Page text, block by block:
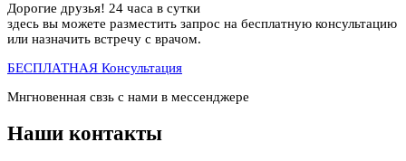
Дорогие друзья! 24 часа в сутки
здесь вы можете разместить запрос на бесплатную консультацию
или назначить встречу с врачом.
БЕСПЛАТНАЯ Консультация
Мнгновенная свзь с нами в мессенджере
Наши контакты